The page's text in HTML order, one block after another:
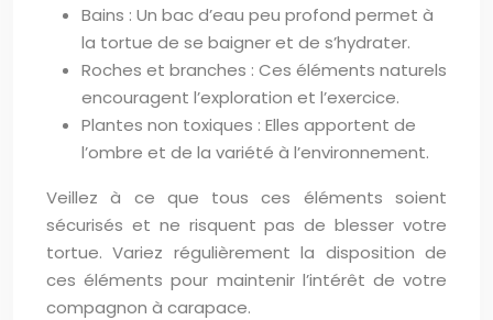
Bains : Un bac d’eau peu profond permet à
la tortue de se baigner et de s’hydrater.
Roches et branches : Ces éléments naturels
encouragent l’exploration et l’exercice.
Plantes non toxiques : Elles apportent de
l’ombre et de la variété à l’environnement.
Veillez à ce que tous ces éléments soient
sécurisés et ne risquent pas de blesser votre
tortue. Variez régulièrement la disposition de
ces éléments pour maintenir l’intérêt de votre
compagnon à carapace.